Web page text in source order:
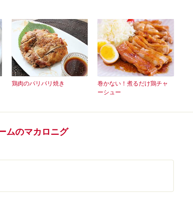
鶏肉のパリパリ焼き
巻かない！煮るだけ鶏チャ
ーシュー
ムのマカロニグ